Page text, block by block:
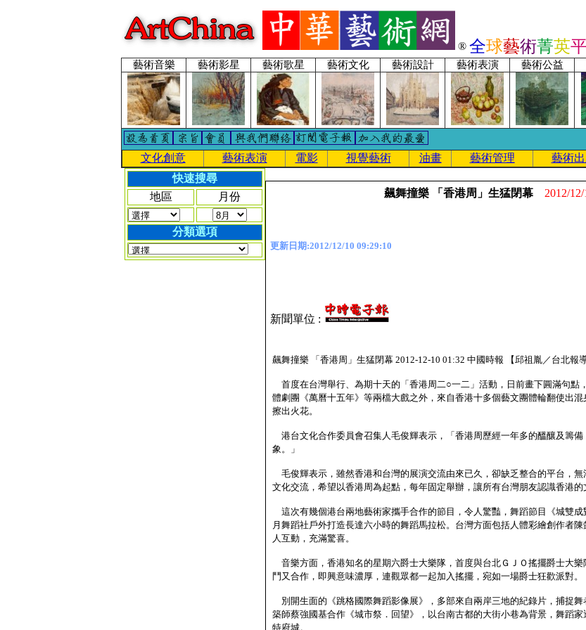
® 全球藝術菁英平
藝術音樂 藝術影星 藝術歌星 藝術文化 藝術設計 藝術表演 藝術公益
文化創意 藝術表演 電影 視覺藝術 油畫 藝術管理 藝術
快速搜尋
地區
月份
分類選項
飆舞撞樂 「香港周」生猛閉幕 2012/
更新日期:2012/12/10 09:29:10
新聞單位 :
飆舞撞樂 「香港周」生猛閉幕 2012-12-10 01:32 中國時報 【邱祖胤／台北報導
首度在台灣舉行、為期十天的「香港周二○一二」活動，日前畫下圓滿句點
體劇團《萬曆十五年》等兩檔大戲之外，來自香港十多個藝文團體輪翻使出
擦出火花。
港台文化合作委員會召集人毛俊輝表示，「香港周歷經一年多的醞釀及籌
象。」
毛俊輝表示，雖然香港和台灣的展演交流由來已久，卻缺乏整合的平台，
文化交流，希望以香港周為起點，每年固定舉辦，讓所有台灣朋友認識香港的
這次有幾個港台兩地藝術家攜手合作的節目，令人驚豔，舞蹈節目《城雙
月舞蹈社戶外打造長達六小時的舞蹈馬拉松。台灣方面包括人體彩繪創作者
人互動，充滿驚喜。
音樂方面，香港知名的星期六爵士大樂隊，首度與台北ＧＪＯ搖擺爵士大
鬥又合作，即興意味濃厚，連觀眾都一起加入搖擺，宛如一場爵士狂歡派對。
別開生面的《跳格國際舞蹈影像展》，多部來自兩岸三地的紀錄片，捕捉
築師蔡強國基合作《城市祭．回望》，以台南古都的大街小巷為背景，舞蹈
特府城。